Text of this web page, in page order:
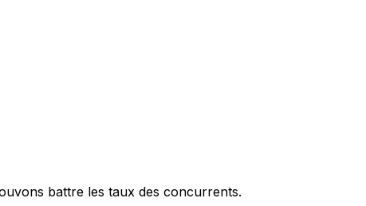
battre les taux des concurrents.